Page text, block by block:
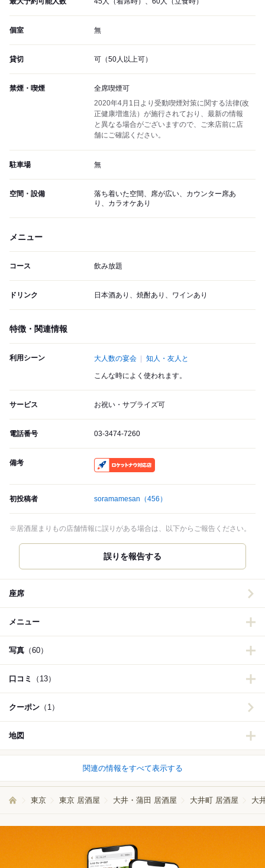
個室 無
貸切 可（50人以上可）
禁煙・喫煙
全席喫煙可
2020年4月1日より受動喫煙対策に関する法律(改
正健康増進法）が施行されており、最新の情報
と異なる場合がございますので、ご来店前に店
舗にご確認ください。
駐車場 無
空間・設備
落ち着いた空間、席が広い、カウンター席あ
り、カラオケあり
メニュー
コース 飲み放題
ドリンク 日本酒あり、焼酎あり、ワインあり
特徴・関連情報
利用シーン 大人数の宴会 知人・友人と
こんな時によく使われます。
サービス お祝い・サプライズ可
電話番号 03-3474-7260
備考
初投稿者 soramamesan （456）
※居酒屋まりもの店舗情報に誤りがある場合は、以下からご報告ください。
誤りを報告する
座席
メニュー
写真 （60）
口コミ （13）
クーポン （1）
地図
関連の情報をすべて表示する
東京 東京 居酒屋 大井・蒲田 居酒屋 大井町 居酒屋 大